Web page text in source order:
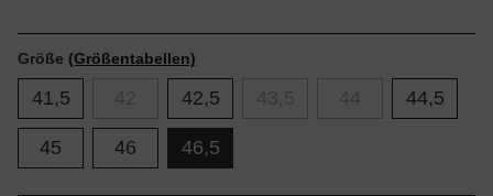
Größe (Größentabellen)
41,5 42,5 44,5
45 46 46,5